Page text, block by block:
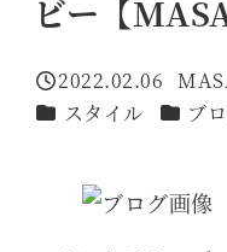
ビー【
投稿日
2022.02.06
著
者
カテゴリー
スタイル カテゴ
ブ